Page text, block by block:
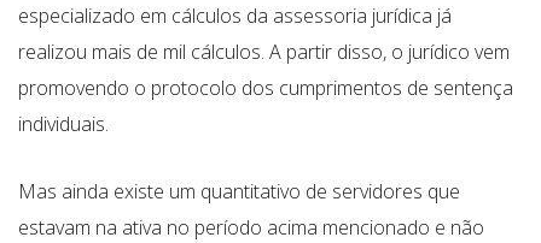
especializado em cálculos da assessoria jurídica já
realizou mais de mil cálculos. A partir disso, o jurídico vem
promovendo o protocolo dos cumprimentos de sentença
individuais.
Mas ainda existe um quantitativo de servidores que
estavam na ativa no período acima mencionado e não